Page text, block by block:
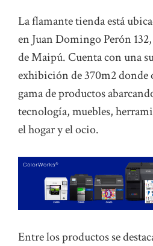
La flamante tienda está
en Juan Domingo Perón
de Maipú. Cuenta con una
exhibición de 370m2 donde
gama de productos
tecnología, muebles,
el hogar y el ocio.
Entre los productos se